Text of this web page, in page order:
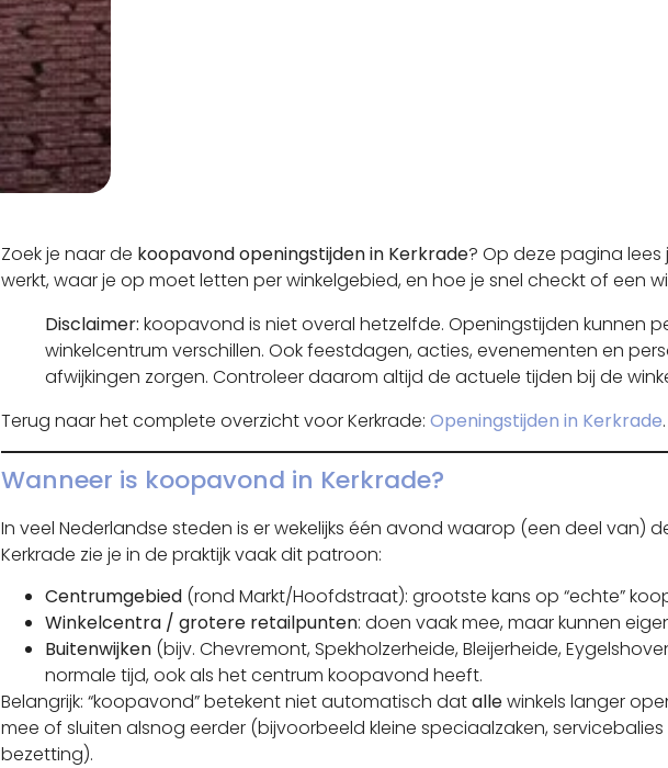
Zoek je naar de koopavond openingstijden in Kerkrade? Op deze pagina
werkt, waar je op moet letten per winkelgebied, en hoe je snel checkt of een
Disclaimer: koopavond is niet overal hetzelfde. Openingstijden kunnen
winkelcentrum verschillen. Ook feestdagen, acties, evenementen en
afwijkingen zorgen. Controleer daarom altijd de actuele tijden bij de
Terug naar het complete overzicht voor Kerkrade: Openingstijden in Kerkrade.
Wanneer is koopavond in Kerkrade?
In veel Nederlandse steden is er wekelijks één avond waarop (een deel van)
Kerkrade zie je in de praktijk vaak dit patroon:
Centrumgebied(rond Markt/Hoofdstraat): grootste kans op “echte”
Winkelcentra / grotere retailpunten: doen vaak mee, maar kunnen
Buitenwijken(bijv. Chevremont, Spekholzerheide, Bleijerheide,
normale tijd, ook als het centrum koopavond heeft.
Belangrijk: “koopavond” betekent niet automatisch datallewinkels langer
mee of sluiten alsnog eerder (bijvoorbeeld kleine speciaalzaken,
bezetting).